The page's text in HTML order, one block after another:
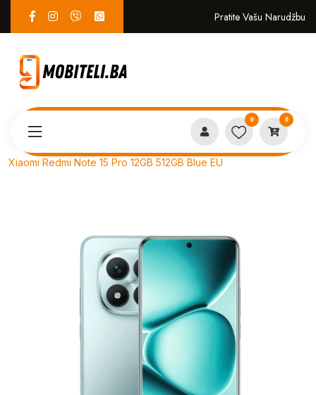
Pratite Vašu Narudžbu
0 0
Xiaomi Redmi Note 15 Pro 12GB 512GB Blue EU